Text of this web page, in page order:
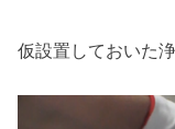
仮設置しておいた